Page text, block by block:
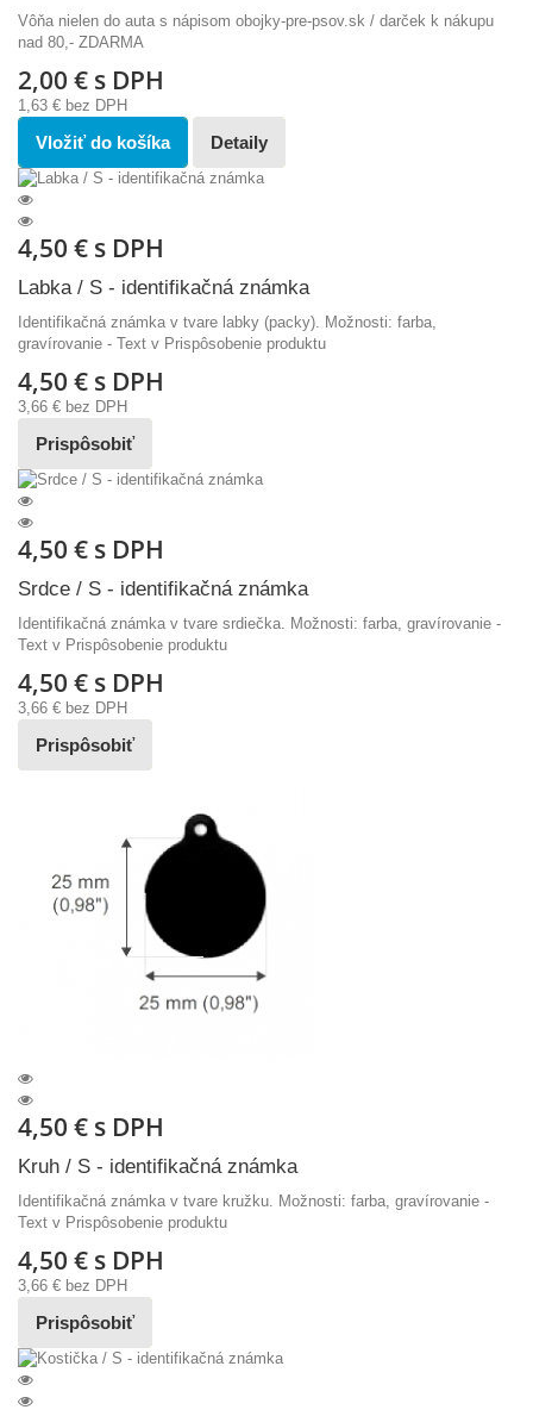
Vôňa nielen do auta s nápisom obojky-pre-psov.sk / darček k nákupu
nad 80,- ZDARMA
2,00 € s DPH
1,63 € bez DPH
Vložiť do košíka Detaily
4,50 € s DPH
Labka / S - identifikačná známka
Identifikačná známka v tvare labky (packy). Možnosti: farba,
gravírovanie - Text v Prispôsobenie produktu
4,50 € s DPH
3,66 € bez DPH
Prispôsobiť
4,50 € s DPH
Srdce / S - identifikačná známka
Identifikačná známka v tvare srdiečka. Možnosti: farba, gravírovanie -
Text v Prispôsobenie produktu
4,50 € s DPH
3,66 € bez DPH
Prispôsobiť
4,50 € s DPH
Kruh / S - identifikačná známka
Identifikačná známka v tvare kružku. Možnosti: farba, gravírovanie -
Text v Prispôsobenie produktu
4,50 € s DPH
3,66 € bez DPH
Prispôsobiť